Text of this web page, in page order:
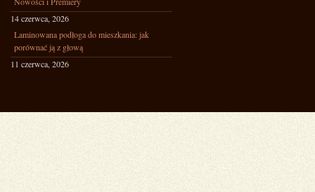
14 czerwca, 2026
Laminowana podłoga do mieszkania: jak
porównać ją z głową
11 czerwca, 2026